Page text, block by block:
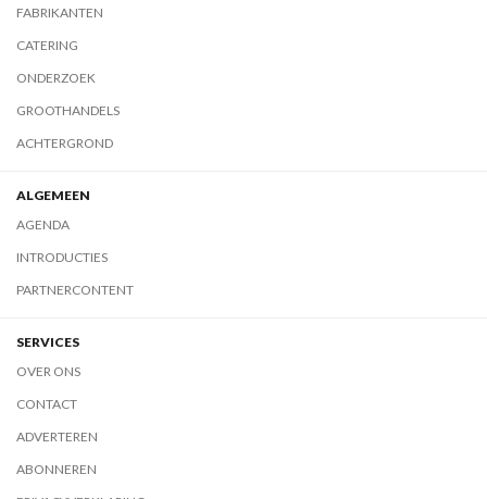
FABRIKANTEN
CATERING
ONDERZOEK
GROOTHANDELS
ACHTERGROND
ALGEMEEN
AGENDA
INTRODUCTIES
PARTNERCONTENT
SERVICES
OVER ONS
CONTACT
ADVERTEREN
ABONNEREN